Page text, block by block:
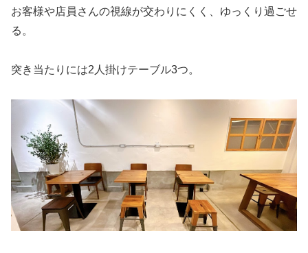
お客様や店員さんの視線が交わりにくく、ゆっくり過ごせ
る。
突き当たりには2人掛けテーブル3つ。